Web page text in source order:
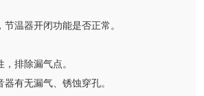
温器开闭功能是否正常。
排除漏气点。
有无漏气、锈蚀穿孔。